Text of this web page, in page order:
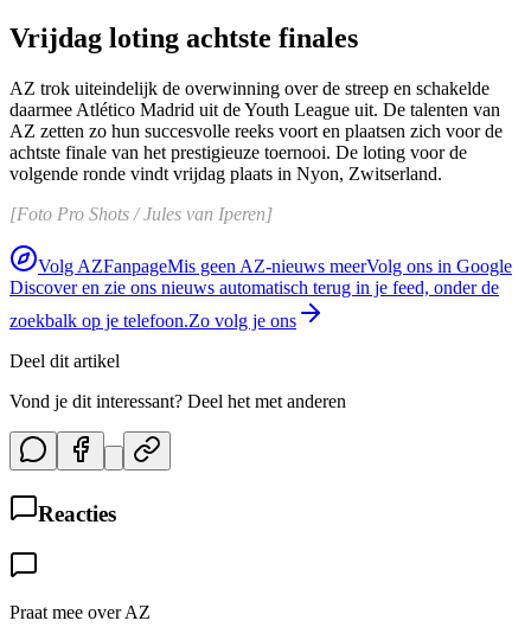
Vrijdag loting achtste finales
AZ trok uiteindelijk de overwinning over de streep en schakelde
daarmee Atlético Madrid uit de Youth League uit. De talenten van
AZ zetten zo hun succesvolle reeks voort en plaatsen zich voor de
achtste finale van het prestigieuze toernooi. De loting voor de
volgende ronde vindt vrijdag plaats in Nyon, Zwitserland.
[Foto Pro Shots / Jules van Iperen]
Volg AZFanpageMis geen AZ-nieuws meerVolg ons in Google
Discover en zie ons nieuws automatisch terug in je feed, onder de
zoekbalk op je telefoon.Zo volg je ons
Deel dit artikel
Vond je dit interessant? Deel het met anderen
Reacties
Praat mee over AZ